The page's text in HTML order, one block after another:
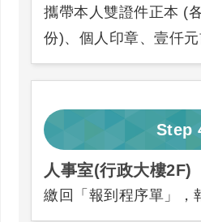
攜帶本人雙證件正本 (
份)、個人印章、壹仟
Step
人事室(行政大樓2F)
繳回「報到程序單」，